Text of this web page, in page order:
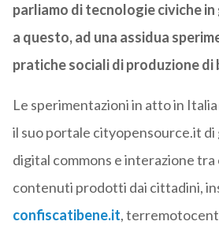
parliamo di tecnologie civiche
a questo, ad una assidua
pratiche sociali di produzione di
Le sperimentazioni in atto in
il suo portale cityopensource.it di
digital commons e interazione tra
contenuti prodotti dai cittadini,
confiscatibene.it,